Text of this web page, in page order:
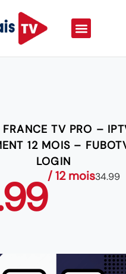
FRANCE TV PRO –
12 MOIS –
LOGIN
/ 12 mois34.99